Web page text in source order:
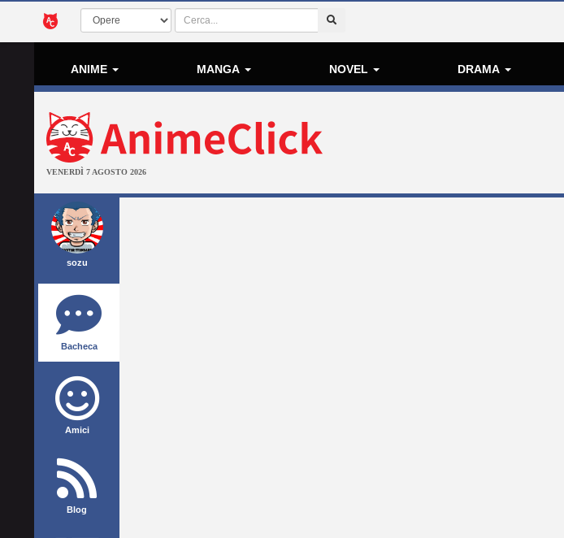
ANIME MANGA NOVEL DRAMA
VENERDÌ 7 AGOSTO 2026
sozu
Bacheca
Amici
Blog